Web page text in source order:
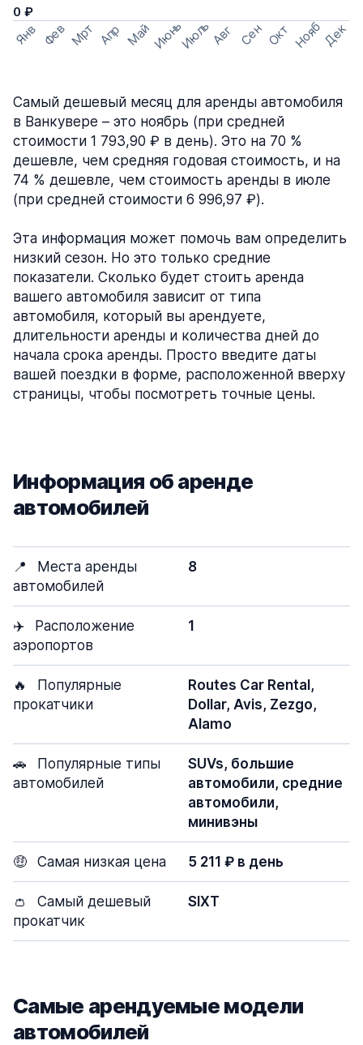
0 ₽
Янв Фев Мрт Апр МайИюньИюльАвг Сен Окт НоябДек
Самый дешевый месяц для аренды автомобиля
в Ванкувере – это ноябрь (при средней
стоимости 1 793,90 ₽ в день). Это на 70 %
дешевле, чем средняя годовая стоимость, и на
74 % дешевле, чем стоимость аренды в июле
(при средней стоимости 6 996,97 ₽).
Эта информация может помочь вам определить
низкий сезон. Но это только средние
показатели. Сколько будет стоить аренда
вашего автомобиля зависит от типа
автомобиля, который вы арендуете,
длительности аренды и количества дней до
начала срока аренды. Просто введите даты
вашей поездки в форме, расположенной вверху
страницы, чтобы посмотреть точные цены.
Информация об аренде
автомобилей
📍
Места аренды
автомобилей
8
✈️
Расположение
аэропортов
1
🔥
Популярные
прокатчики
Routes Car Rental,
Dollar, Avis, Zezgo,
Alamo
🚗
Популярные типы
автомобилей
SUVs, большие
автомобили, средние
автомобили,
минивэны
🤑 Самая низкая цена 5 211 ₽ в день
👛
Самый дешевый
прокатчик
SIXT
Самые арендуемые модели
автомобилей